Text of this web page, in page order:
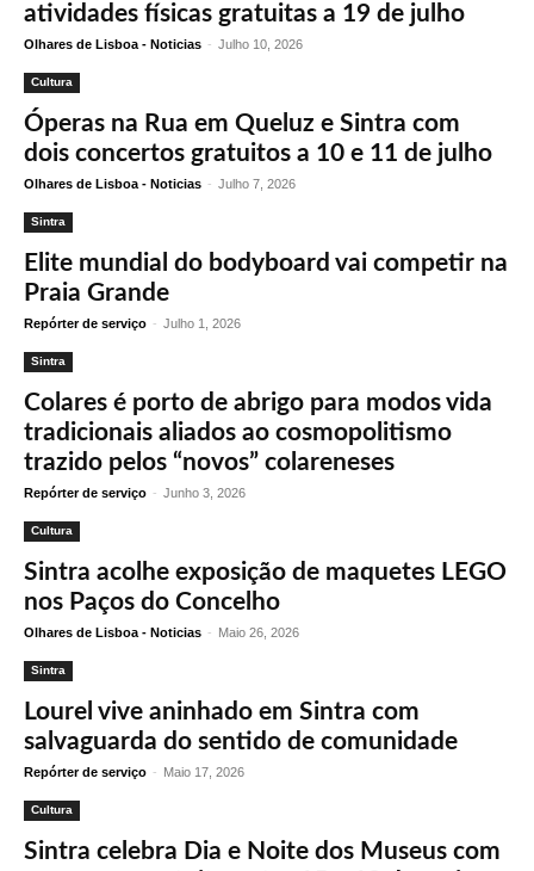
atividades físicas gratuitas a 19 de julho
Olhares de Lisboa - Noticias - Julho 10, 2026
Cultura
Óperas na Rua em Queluz e Sintra com
dois concertos gratuitos a 10 e 11 de julho
Olhares de Lisboa - Noticias - Julho 7, 2026
Sintra
Elite mundial do bodyboard vai competir na
Praia Grande
Repórter de serviço - Julho 1, 2026
Sintra
Colares é porto de abrigo para modos vida
tradicionais aliados ao cosmopolitismo
trazido pelos “novos” colareneses
Repórter de serviço - Junho 3, 2026
Cultura
Sintra acolhe exposição de maquetes LEGO
nos Paços do Concelho
Olhares de Lisboa - Noticias - Maio 26, 2026
Sintra
Lourel vive aninhado em Sintra com
salvaguarda do sentido de comunidade
Repórter de serviço - Maio 17, 2026
Cultura
Sintra celebra Dia e Noite dos Museus com